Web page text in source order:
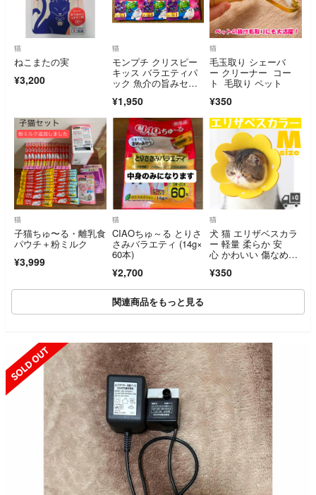
猫
ねこまたの実
¥3,200
猫
モンプチ クリスピー
キッス バラエティパ
ック 魚介の旨みセレ
¥1,950
猫
毛玉取り シェーバ
ー クリーナー コー
ト 毛取り ペット
¥350
猫
子猫ちゅ〜る・離乳食
パウチ＋粉ミルク
¥3,999
猫
CIAOちゅ～る とりさ
さみバラエティ (14g×
60本)
¥2,700
猫
犬 猫 エリザベスカラ
ー 軽量 柔らか 安
心 かわいい 傷なめ防
¥350
関連商品をもっと見る
SOLD OUT